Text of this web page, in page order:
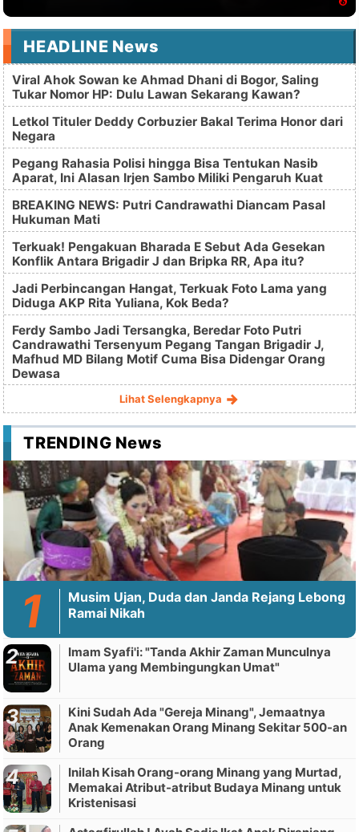
HEADLINE News
Viral Ahok Sowan ke Ahmad Dhani di Bogor, Saling
Tukar Nomor HP: Dulu Lawan Sekarang Kawan?
Letkol Tituler Deddy Corbuzier Bakal Terima Honor dari
Negara
Pegang Rahasia Polisi hingga Bisa Tentukan Nasib
Aparat, Ini Alasan Irjen Sambo Miliki Pengaruh Kuat
BREAKING NEWS: Putri Candrawathi Diancam Pasal
Hukuman Mati
Terkuak! Pengakuan Bharada E Sebut Ada Gesekan
Konflik Antara Brigadir J dan Bripka RR, Apa itu?
Jadi Perbincangan Hangat, Terkuak Foto Lama yang
Diduga AKP Rita Yuliana, Kok Beda?
Ferdy Sambo Jadi Tersangka, Beredar Foto Putri
Candrawathi Tersenyum Pegang Tangan Brigadir J,
Mafhud MD Bilang Motif Cuma Bisa Didengar Orang
Dewasa
Lihat Selengkapnya
TRENDING News
Musim Ujan, Duda dan Janda Rejang Lebong
Ramai Nikah
Imam Syafi'i: "Tanda Akhir Zaman Munculnya
Ulama yang Membingungkan Umat"
Kini Sudah Ada "Gereja Minang", Jemaatnya
Anak Kemenakan Orang Minang Sekitar 500-an
Orang
Inilah Kisah Orang-orang Minang yang Murtad,
Memakai Atribut-atribut Budaya Minang untuk
Kristenisasi